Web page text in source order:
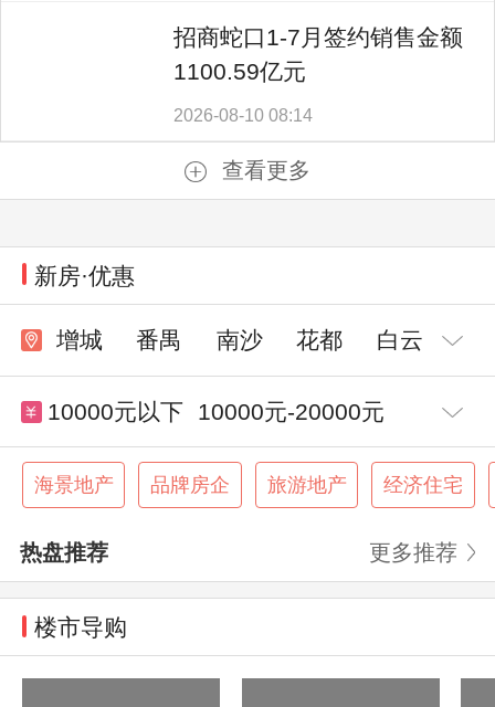
招商蛇口1-7月签约销售金额
1100.59亿元
2026-08-10 08:14
查看更多
新房·优惠
增城 番禺 南沙 花都 白云
10000元以下 10000元-20000元
20000元-25000元 25000元-30000元
海景地产 品牌房企 旅游地产 经济住宅
热盘推荐 更多推荐
楼市导购